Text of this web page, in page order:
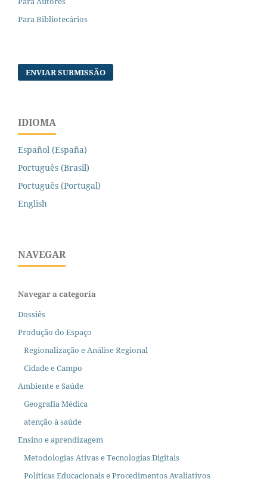
Para Bibliotecários
ENVIAR SUBMISSÃO
IDIOMA
Español (España)
Português (Brasil)
Português (Portugal)
English
NAVEGAR
Navegar a categoria
Dossiês
Produção do Espaço
Regionalização e Análise Regional
Cidade e Campo
Ambiente e Saúde
Geografia Médica
atenção à saúde
Ensino e aprendizagem
Metodologias Ativas e Tecnologias Digitais
Políticas Educacionais e Procedimentos Avaliativos